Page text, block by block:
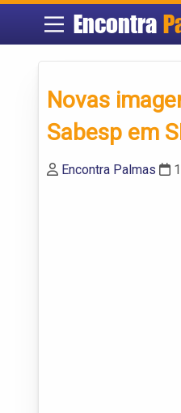
Encontra
Novas
Sabesp em
Encontra Palmas